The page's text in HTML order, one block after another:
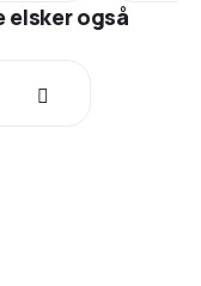
elsker også